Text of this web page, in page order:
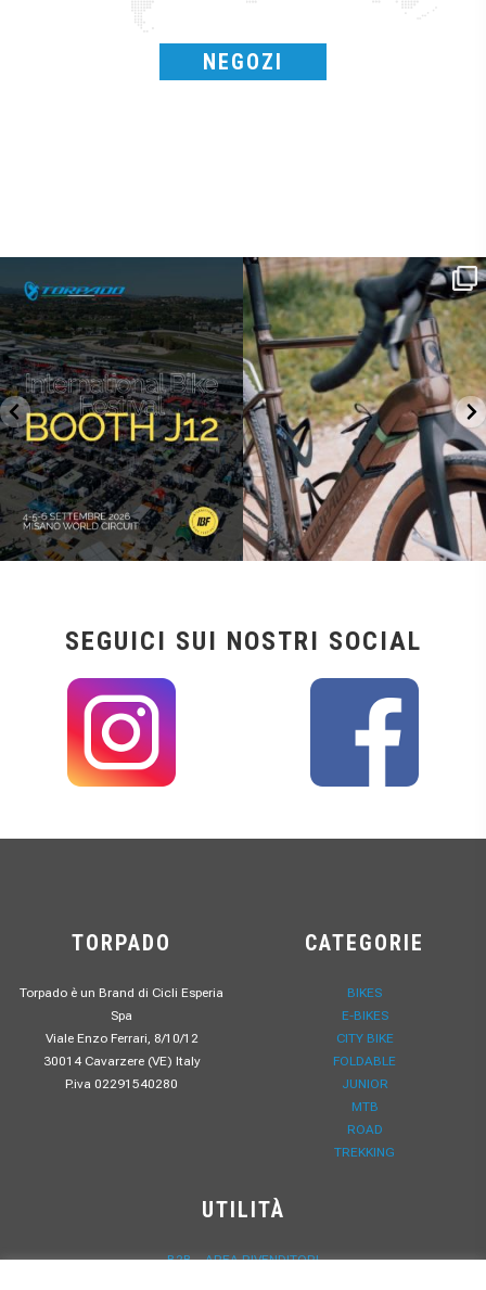
NEGOZI
IBF sta per...
17 1
Kepler R è la gravel pensata per affrontare
lunghe...
27 0
SEGUICI SUI NOSTRI SOCIAL
TORPADO
Torpado è un Brand di Cicli Esperia
Spa
Viale Enzo Ferrari, 8/10/12
30014 Cavarzere (VE) Italy
P.iva 02291540280
CATEGORIE
BIKES
E-BIKES
CITY BIKE
FOLDABLE
JUNIOR
MTB
ROAD
TREKKING
UTILITÀ
B2B – AREA RIVENDITORI